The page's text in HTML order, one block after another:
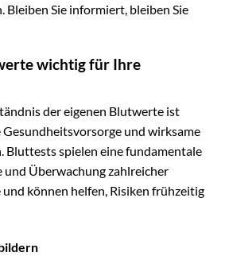
Bleiben Sie informiert, bleiben Sie
wichtig für Ihre
der eigenen Blutwerte ist
und wirksame
Bluttests spielen eine fundamentale
und Überwachung zahlreicher
können helfen, Risiken frühzeitig